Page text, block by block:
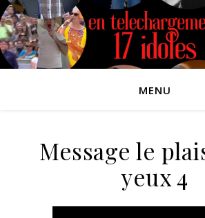
MENU
Message le
yeux 4